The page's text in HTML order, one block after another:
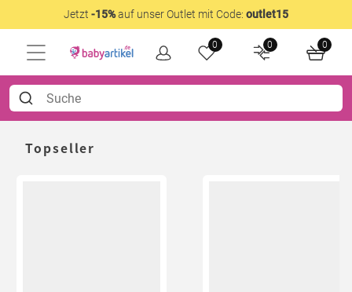
Jetzt -15%auf unser Outlet mit Code: outlet15
0 0 0
Topseller